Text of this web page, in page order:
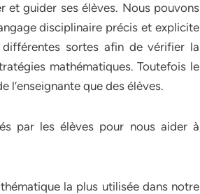
et guider ses élèves. Nous pouvons
disciplinaire précis et explicite
sortes afin de vérifier la
mathématiques. Toutefois le
l’enseignante que des élèves.
par les élèves pour nous aider à
la plus utilisée dans notre